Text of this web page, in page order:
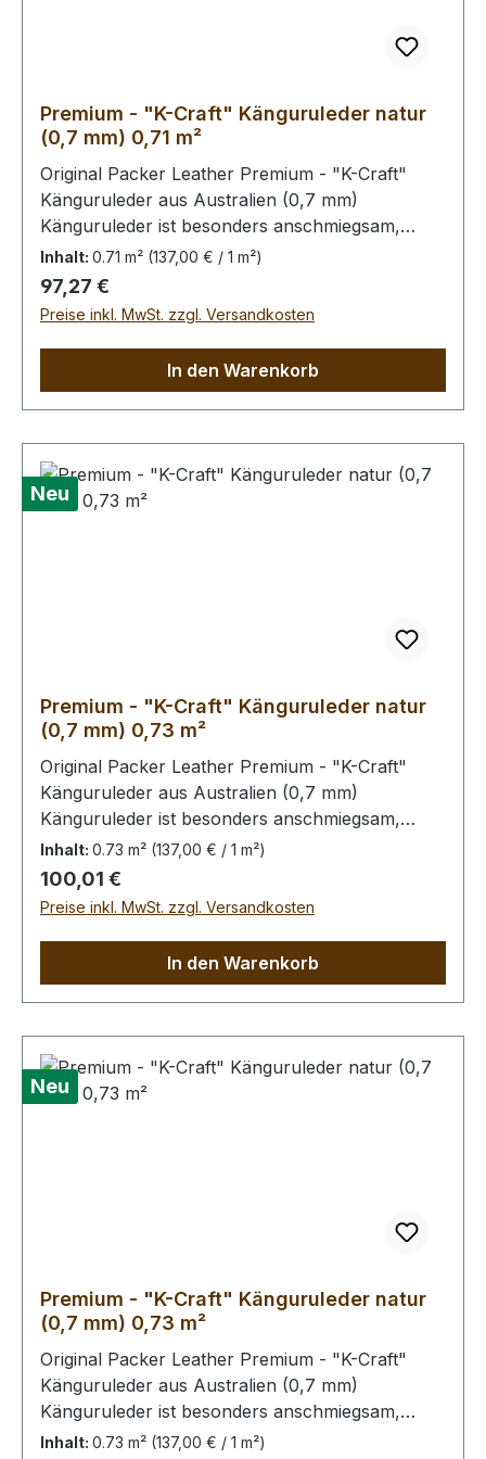
Premium - "K-Craft" Känguruleder natur
(0,7 mm) 0,71 m²
Original Packer Leather Premium - "K-Craft"
Känguruleder aus Australien (0,7 mm)
Känguruleder ist besonders anschmiegsam,
dennoch äußerst zug.- und reißfest. Rein
pflanzliche Gerbung ohne
Oberflächenbehandlung. Die Kängurus leben im
Freiland, kleinere Narben von Dornstichen u.ä.
wenig prägnant.Bei Bestellung von diesem Stück
erhalten Sie ein 0,71 m² großes Leder. Das
Inhalt: 0.71 m² (137,00 € / 1 m²)
Regulärer Preis:
97,27 €
Preise inkl. MwSt. zzgl. Versandkosten
In den Warenkorb
Neu
Premium - "K-Craft" Känguruleder natur
(0,7 mm) 0,73 m²
Original Packer Leather Premium - "K-Craft"
Känguruleder aus Australien (0,7 mm)
Känguruleder ist besonders anschmiegsam,
dennoch äußerst zug.- und reißfest. Rein
pflanzliche Gerbung ohne
Oberflächenbehandlung. Die Kängurus leben im
Freiland, kleinere Narben von Dornstichen u.ä.
wenig prägnant.Bei Bestellung von diesem Stück
erhalten Sie ein 0,73 m² großes Leder. Das
Inhalt: 0.73 m² (137,00 € / 1 m²)
Regulärer Preis:
100,01 €
Preise inkl. MwSt. zzgl. Versandkosten
In den Warenkorb
Neu
Premium - "K-Craft" Känguruleder natur
(0,7 mm) 0,73 m²
Original Packer Leather Premium - "K-Craft"
Känguruleder aus Australien (0,7 mm)
Känguruleder ist besonders anschmiegsam,
dennoch äußerst zug.- und reißfest. Rein
Inhalt: 0.73 m² (137,00 € / 1 m²)